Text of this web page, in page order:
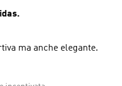
ma anche elegante.